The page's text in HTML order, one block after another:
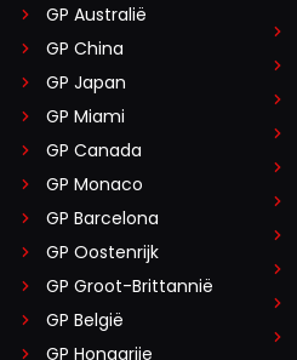
GP Australië
GP China
GP Japan
GP Miami
GP Canada
GP Monaco
GP Barcelona
GP Oostenrijk
GP Groot-Brittannië
GP België
GP Hongarije